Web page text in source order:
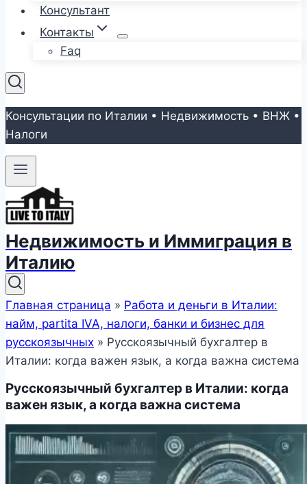
Консультант
Контакты
Faq
Консультации по Италии • Недвижимость • ВНЖ •
Налоги
Недвижимость и Иммиграция в
Италию
Главная страница » Работа и деньги в Италии:
найм, partita IVA, налоги, банки и бизнес для
русскоязычных » Русскоязычный бухгалтер в
Италии: когда важен язык, а когда важна система
Русскоязычный бухгалтер в Италии: когда
важен язык, а когда важна система